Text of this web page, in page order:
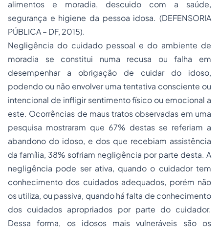
alimentos e moradia, descuido com a saúde,
segurança e higiene da pessoa idosa. (DEFENSORIA
PÚBLICA – DF, 2015).
Negligência do cuidado pessoal e do ambiente de
moradia se constitui numa recusa ou falha em
desempenhar a obrigação de cuidar do idoso,
podendo ou não envolver uma tentativa consciente ou
intencional de infligir sentimento físico ou emocional a
este. Ocorrências de maus tratos observadas em uma
pesquisa mostraram que 67% destas se referiam a
abandono do idoso, e dos que recebiam assistência
da família, 38% sofriam negligência por parte desta. A
negligência pode ser ativa, quando o cuidador tem
conhecimento dos cuidados adequados, porém não
os utiliza, ou passiva, quando há falta de conhecimento
dos cuidados apropriados por parte do cuidador.
Dessa forma, os idosos mais vulneráveis são os